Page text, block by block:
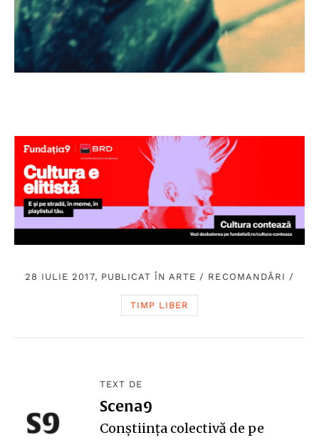
28 IULIE 2017, PUBLICAT ÎN ARTE / RECOMANDĂRI /
TIMP LIBER
TEXT DE
Scena9
Conștiința colectivă de pe